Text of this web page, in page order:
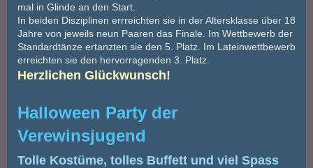
mal in Glinde an den Start.
In beiden Disziplinen errreichten sie in der Altersklasse über 18
Jahre von jeweils neun Paaren das Finale. Im Wettbewerb der
Standardtänze ertanzten sie den 5. Platz. Im Lateinwettbewerb
erreichten sie den hervorragenden 3. Platz.
Herzlichen Glückwunsch!
Halloween Party der
Verewinsjugend
Tolle Kostüme, tolles Buffett und viel Spass